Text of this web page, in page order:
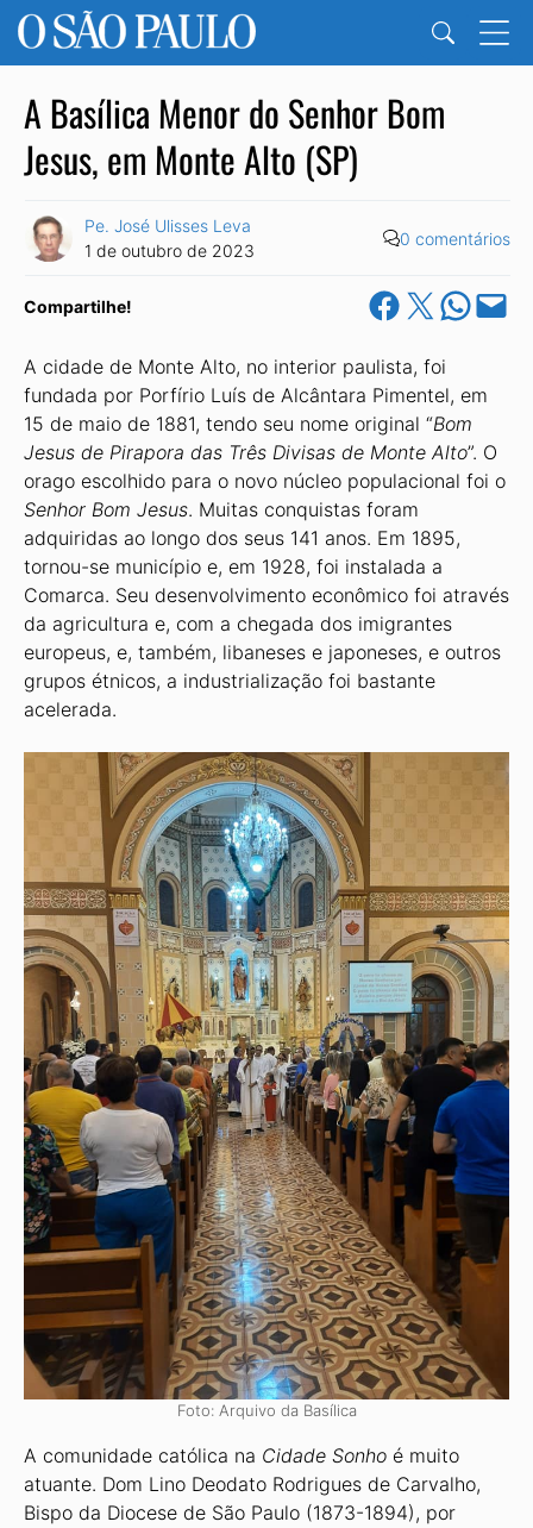
A Basílica Menor do Senhor Bom
Jesus, em Monte Alto (SP)
Pe. José Ulisses Leva
1 de outubro de 2023
0 comentários
Compartilhe! Share on Facebook
Share on X Share on
Email this
A cidade de Monte Alto, no interior paulista, foi
fundada por Porfírio Luís de Alcântara Pimentel, em
15 de maio de 1881, tendo seu nome original “Bom
Jesus de Pirapora das Três Divisas de Monte Alto”. O
orago escolhido para o novo núcleo populacional foi o
Senhor Bom Jesus. Muitas conquistas foram
adquiridas ao longo dos seus 141 anos. Em 1895,
tornou-se município e, em 1928, foi instalada a
Comarca. Seu desenvolvimento econômico foi através
da agricultura e, com a chegada dos imigrantes
europeus, e, também, libaneses e japoneses, e outros
grupos étnicos, a industrialização foi bastante
acelerada.
Foto: Arquivo da Basílica
A comunidade católica na Cidade Sonho é muito
atuante. Dom Lino Deodato Rodrigues de Carvalho,
Bispo da Diocese de São Paulo (1873-1894), por